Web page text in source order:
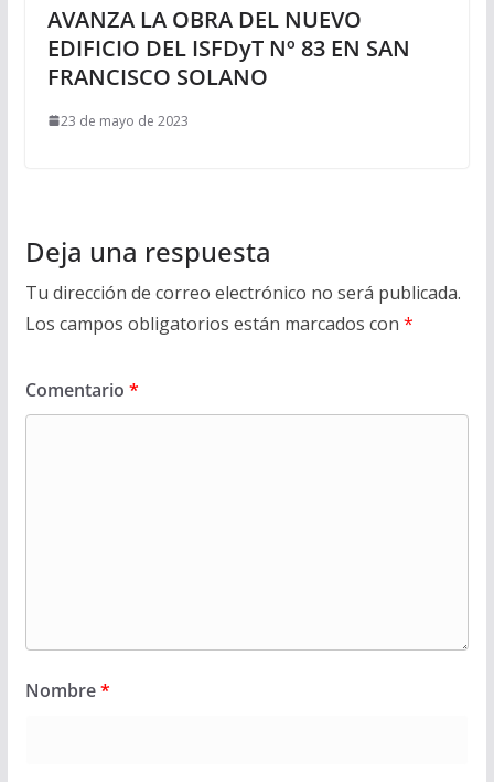
AVANZA LA OBRA DEL NUEVO
EDIFICIO DEL ISFDyT Nº 83 EN SAN
FRANCISCO SOLANO
23 de mayo de 2023
Deja una respuesta
Tu dirección de correo electrónico no será publicada.
Los campos obligatorios están marcados con *
Comentario *
Nombre*